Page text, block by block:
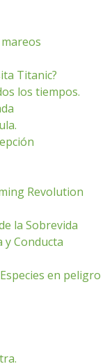
Titanic?
los tiempos.
Revolution
la Sobrevida
y Conducta
en peligro